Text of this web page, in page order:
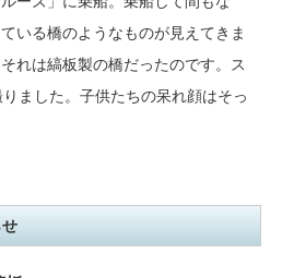
いる橋のようなものが見えてきま
れは縞板製の橋だったのです。ス
ました。子供たちの呆れ顔はそっ